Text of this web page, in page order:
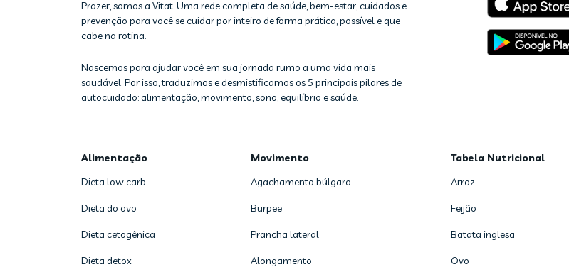
Prazer, somos a Vitat. Uma rede completa de saúde, bem-estar, cuidados e
prevenção para você se cuidar por inteiro de forma prática, possível e que
cabe na rotina.
Nascemos para ajudar você em sua jornada rumo a uma vida mais
saudável. Por isso, traduzimos e desmistificamos os 5 principais pilares de
autocuidado: alimentação, movimento, sono, equilíbrio e saúde.
Alimentação
Dieta low carb
Dieta do ovo
Dieta cetogênica
Dieta detox
Movimento
Agachamento búlgaro
Burpee
Prancha lateral
Alongamento
Tabela Nutricional
Arroz
Feijão
Batata inglesa
Ovo